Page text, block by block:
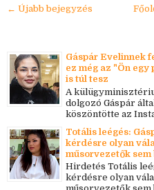
← Újabb bejegyzés
Gáspár Evelinnek
ez még az "Ön
is túl tesz
A
dolgozó Gáspár
köszöntötte az
Totális leégés:
kérdésre olyan
műsorvezetők
Hirdetés Totális
kérdésre olyan